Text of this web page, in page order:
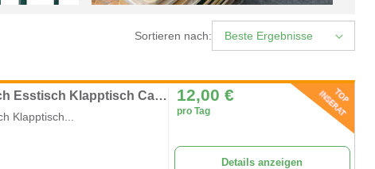
Sortieren nach: Beste Ergebnisse
Bierzeltgarnitur mit Rückenlehne Biertisch Esstisch Klapptisch Campingtisch 2 x Bank Rückenlehne
Klapptisch...
12,00 €
pro Tag
Details anzeigen